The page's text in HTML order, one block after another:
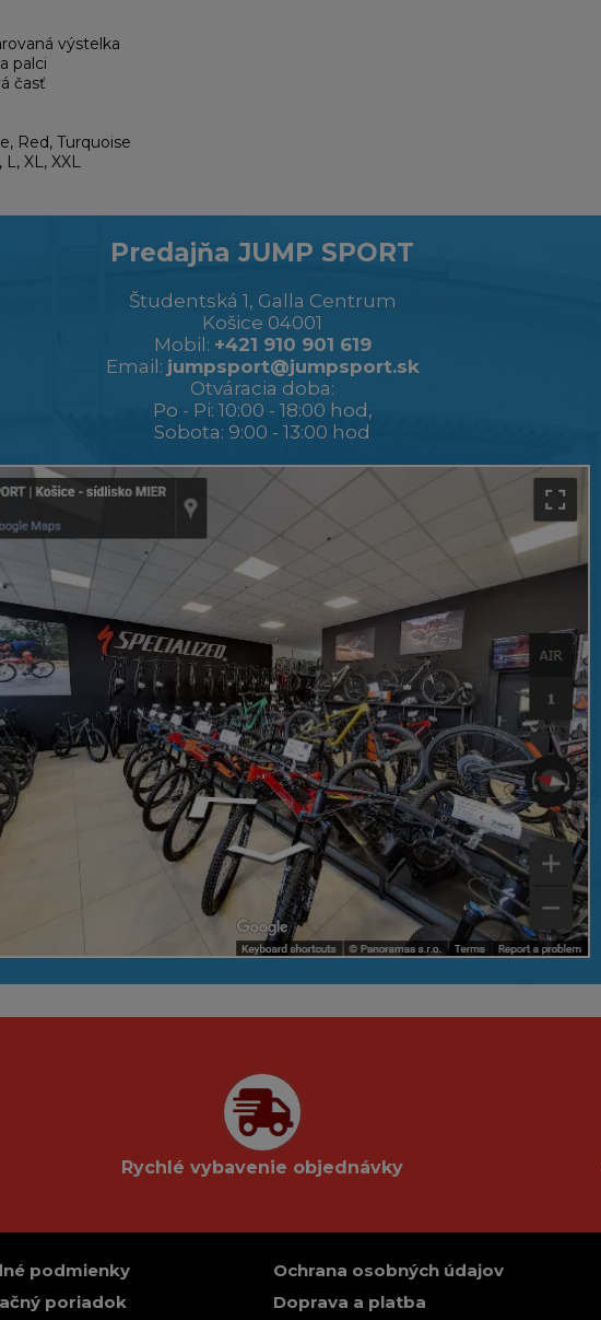
výstelka
palci
časť
Red, Turquoise
L, XL, XXL
Predajňa JUMP SPORT
Študentská 1, Galla Centrum
Košice 04001
Mobil: +421 910 901 619
Email: jumpsport@jumpsport.sk
Otváracia doba:
Po - Pi: 10:00 - 18:00 hod,
Sobota: 9:00 - 13:00 hod
Rychlé vybavenie objednávky
podmienky
poriadok
Ochrana osobných údajov
Doprava a platba